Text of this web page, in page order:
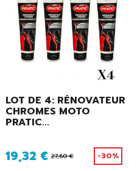
LOT DE 4: RÉNOVATEUR
CHROMES MOTO
PRATIC...
19,32 € 27,60 € -30%